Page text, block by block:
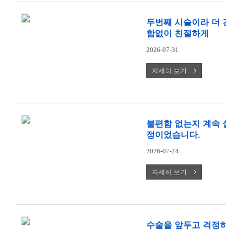
두번째 시술이라 더
함없이 친절하게
2026-07-31
자세히 보기
불편함 없는지 계속
정이었습니다.
2026-07-24
자세히 보기
수술을 앞두고 걱정